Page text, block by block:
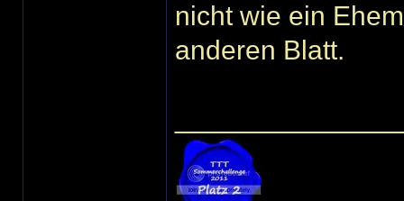
nicht wie ein
anderen Blatt.